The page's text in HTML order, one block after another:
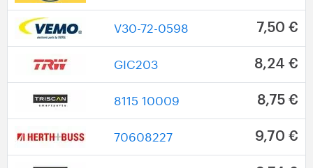
V30-72-0598 7,50 €
GIC203 8,24 €
8115 10009 8,75 €
70608227 9,70 €